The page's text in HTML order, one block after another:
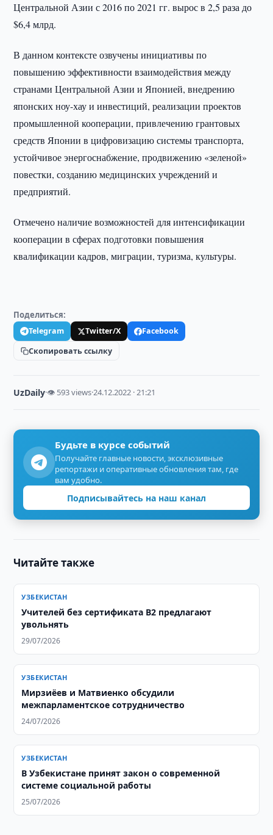
Центральной Азии с 2016 по 2021 гг. вырос в 2,5 раза до
$6,4 млрд.
В данном контексте озвучены инициативы по
повышению эффективности взаимодействия между
странами Центральной Азии и Японией, внедрению
японских ноу-хау и инвестиций, реализации проектов
промышленной кооперации, привлечению грантовых
средств Японии в цифровизацию системы транспорта,
устойчивое энергоснабжение, продвижению «зеленой»
повестки, созданию медицинских учреждений и
предприятий.
Отмечено наличие возможностей для интенсификации
кооперации в сферах подготовки повышения
квалификации кадров, миграции, туризма, культуры.
Поделиться:
Telegram Twitter/X
Facebook
Скопировать ссылку
UzDaily·👁 593 views·24.12.2022 · 21:21
Будьте в курсе событий
Получайте главные новости, эксклюзивные
репортажи и оперативные обновления там, где
вам удобно.
Подписывайтесь на наш канал
Читайте также
УЗБЕКИСТАН
Учителей без сертификата B2 предлагают
увольнять
29/07/2026
УЗБЕКИСТАН
Мирзиёев и Матвиенко обсудили
межпарламентское сотрудничество
24/07/2026
УЗБЕКИСТАН
В Узбекистане принят закон о современной
системе социальной работы
25/07/2026